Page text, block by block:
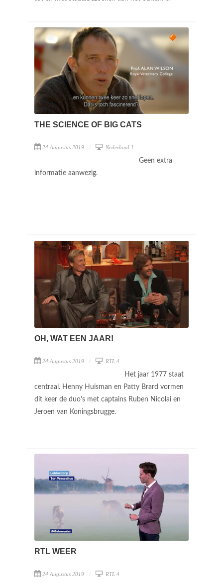
THE SCIENCE OF BIG CATS
24 Augustus 2019 Nederland 1
Geen extra
informatie aanwezig.
OH, WAT EEN JAAR!
24 Augustus 2019 RTL 4
Het jaar 1977 staat
centraal. Henny Huisman en Patty Brard vormen
dit keer de duo's met captains Ruben Nicolai en
Jeroen van Koningsbrugge.
RTL WEER
24 Augustus 2019 RTL 4